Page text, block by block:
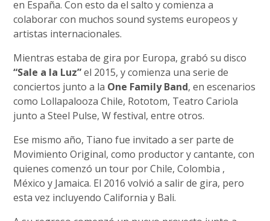
en España. Con esto da el salto y comienza a
colaborar con muchos sound systems europeos y
artistas internacionales.
Mientras estaba de gira por Europa, grabó su disco
“Sale a la Luz”el 2015, y comienza una serie de
conciertos junto a la One Family Band, en escenarios
como Lollapalooza Chile, Rototom, Teatro Cariola
junto a Steel Pulse, W festival, entre otros.
Ese mismo año, Tiano fue invitado a ser parte de
Movimiento Original, como productor y cantante, con
quienes comenzó un tour por Chile, Colombia ,
México y Jamaica. El 2016 volvió a salir de gira, pero
esta vez incluyendo California y Bali.